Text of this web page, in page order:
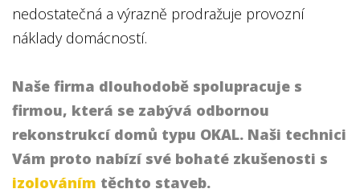
nedostatečná a výrazně prodražuje provozní
náklady domácností.
Naše firma dlouhodobě spolupracuje s
firmou, která se zabývá odbornou
rekonstrukcí domů typu OKAL. Naši technici
Vám proto nabízí své bohaté zkušenosti s
izolováním těchto staveb.